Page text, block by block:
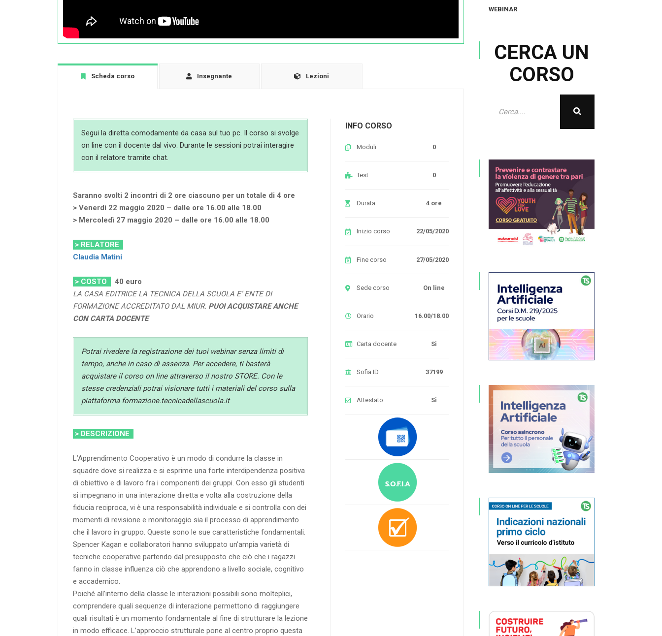
Scheda corso Insegnante Lezioni
Segui la diretta comodamente da casa sul tuo pc. Il corso si svolge
on line con il docente dal vivo. Durante le sessioni potrai interagire
con il relatore tramite chat.
Saranno svolti 2 incontri di 2 ore ciascuno per un totale di 4 ore
> Venerdì 22 maggio 2020 – dalle ore 16.00 alle 18.00
> Mercoledì 27 maggio 2020 – dalle ore 16.00 alle 18.00
> RELATORE
Claudia Matini
> COSTO 40 euro
LA CASA EDITRICE LA TECNICA DELLA SCUOLA E’ ENTE DI
FORMAZIONE ACCREDITATO DAL MIUR. PUOI ACQUISTARE ANCHE
CON CARTA DOCENTE
Potrai rivedere la registrazione dei tuoi webinar senza limiti di
tempo, anche in caso di assenza. Per accedere, ti basterà
acquistare il corso on line attraverso il nostro STORE. Con le
stesse credenziali potrai visionare tutti i materiali del corso sulla
piattaforma formazione.tecnicadellascuola.it
> DESCRIZIONE
L’Apprendimento Cooperativo è un modo di condurre la classe in
squadre dove si realizza e si esprime una forte interdipendenza positiva
di obiettivo e di lavoro fra i componenti dei gruppi. Con esso gli studenti
si impegnano in una interazione diretta e volta alla costruzione della
fiducia reciproca, vi è una responsabilità individuale e si controlla con dei
momenti di revisione e monitoraggio sia il processo di apprendimento
che il lavoro in gruppo. Queste sono le sue caratteristiche fondamentali.
Spencer Kagan e collaboratori hanno sviluppato un’ampia varietà di
tecniche cooperative partendo dal presupposto che ciò che i ragazzi
fanno in classe influenza ciò che apprendono a livello sociale, cognitivo
e accademico.
Poiché all’interno della classe le interazioni possibili sono molteplici,
comprendere quali sequenze di interazione permettono di raggiungere
quali risultati è un momento fondamentale al fine di strutturare la lezione
in modo efficace. L’approccio strutturale pone al centro proprio questa
INFO CORSO
Moduli 0
Test 0
Durata 4 ore
Inizio corso 22/05/2020
Fine corso 27/05/2020
Sede corso On line
Orario 16.00/18.00
Carta docente Si
Sofia ID 37199
Attestato Si
WEBINAR
CERCA UN
CORSO